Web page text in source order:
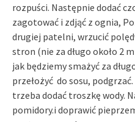
rozpuści. Następnie dodać
zagotować i zdjąć z ognia,
drugiej patelni, wrzucić
stron (nie za długo około 2
jak będziemy smażyć za
przełożyć do sosu,
trzeba dodać troszkę wody.
pomidory.i doprawić